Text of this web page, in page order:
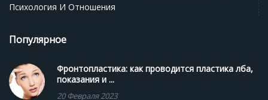
Психология И Отношения
Популярное
Фронтопластика: как проводится пластика лба,
показания и ...
20 Февраля 2023